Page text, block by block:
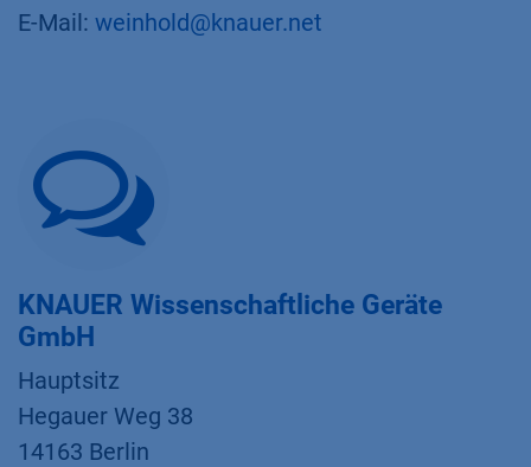
E-Mail: weinhold@knauer.net
KNAUER Wissenschaftliche Geräte
GmbH
Hauptsitz​
Hegauer Weg 38
14163 Berlin